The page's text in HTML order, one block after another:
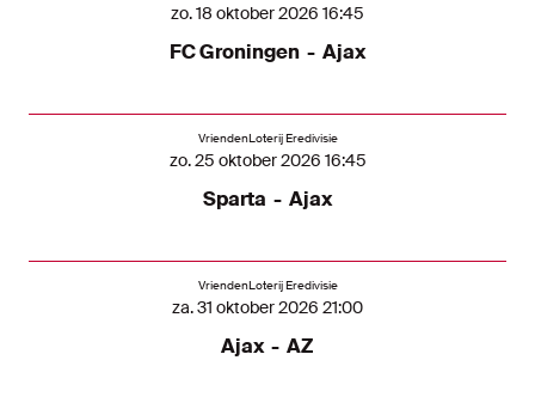
zo. 18 oktober 2026 16:45
FC Groningen - Ajax
VriendenLoterij Eredivisie
zo. 25 oktober 2026 16:45
Sparta - Ajax
VriendenLoterij Eredivisie
za. 31 oktober 2026 21:00
Ajax - AZ